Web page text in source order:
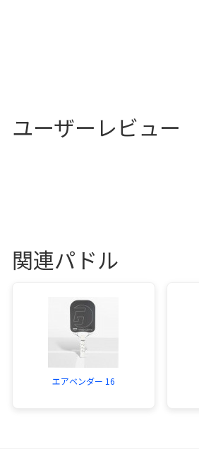
ユーザーレビュー
関連パドル
エアベンダー 16